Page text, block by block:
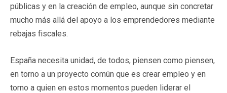
públicas y en la creación de empleo, aunque sin concretar
mucho más allá del apoyo a los emprendedores mediante
rebajas fiscales.
España necesita unidad, de todos, piensen como piensen,
en torno a un proyecto común que es crear empleo y en
torno a quien en estos momentos pueden liderar el